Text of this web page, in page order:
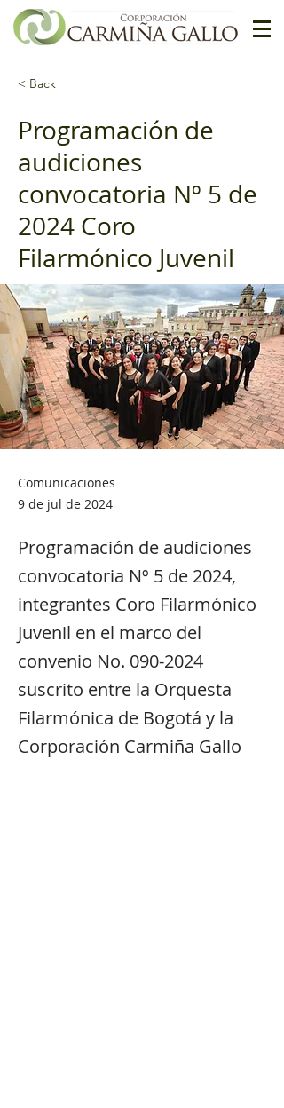
< Back
Programación de
audiciones
convocatoria Nº 5 de
2024 Coro
Filarmónico Juvenil
Comunicaciones
9 de jul de 2024
Programación de audiciones
convocatoria Nº 5 de 2024,
integrantes Coro Filarmónico
Juvenil en el marco del
convenio No. 090-2024
suscrito entre la Orquesta
Filarmónica de Bogotá y la
Corporación Carmiña Gallo